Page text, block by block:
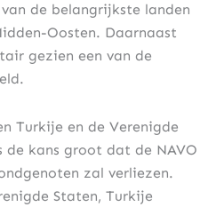
de belangrijkste landen
Oosten. Daarnaast
gezien een van de
Turkije en de Verenigde
kans groot dat de NAVO
zal verliezen.
Staten, Turkije